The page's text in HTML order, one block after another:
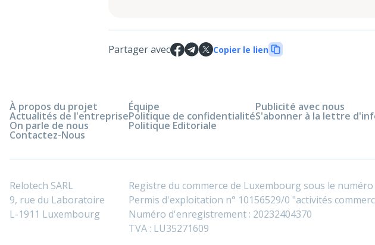
Partager avec Copier le lien
À propos du projet
Actualités de l'entreprise
On parle de nous
Contactez-Nous
Équipe
Politique de confidentialité
Politique Editoriale
Publicité avec nous
S'abonner à la lettre
Relotech SARL
9, rue du Laboratoire
L-1911 Luxembourg
Registre du commerce de Luxembourg sous le numéro
Permis d'exploitation n° 10156529/0 "activités
Numéro d'enregistrement : 20232404370
TVA : LU35271609